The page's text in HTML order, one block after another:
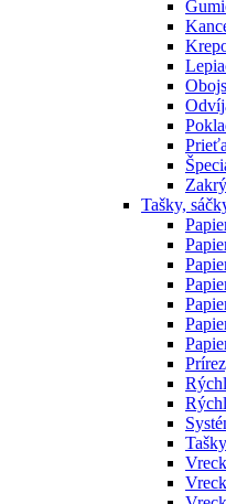
Tašky,